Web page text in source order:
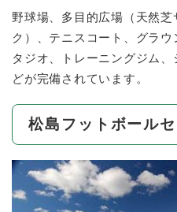
野球場、多目的広場（天然
ク）、テニスコート、グラ
タジオ、トレーニングジム
どが完備されています。
松島フットボール